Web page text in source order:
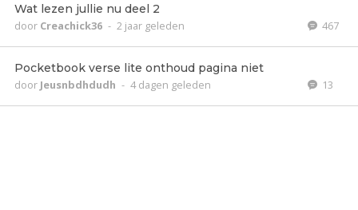
Wat lezen jullie nu deel 2
door Creachick36 - 2 jaar geleden 467
Pocketbook verse lite onthoud pagina niet
door Jeusnbdhdudh - 4 dagen geleden 13